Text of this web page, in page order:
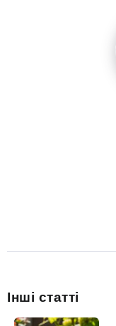
Інші статті